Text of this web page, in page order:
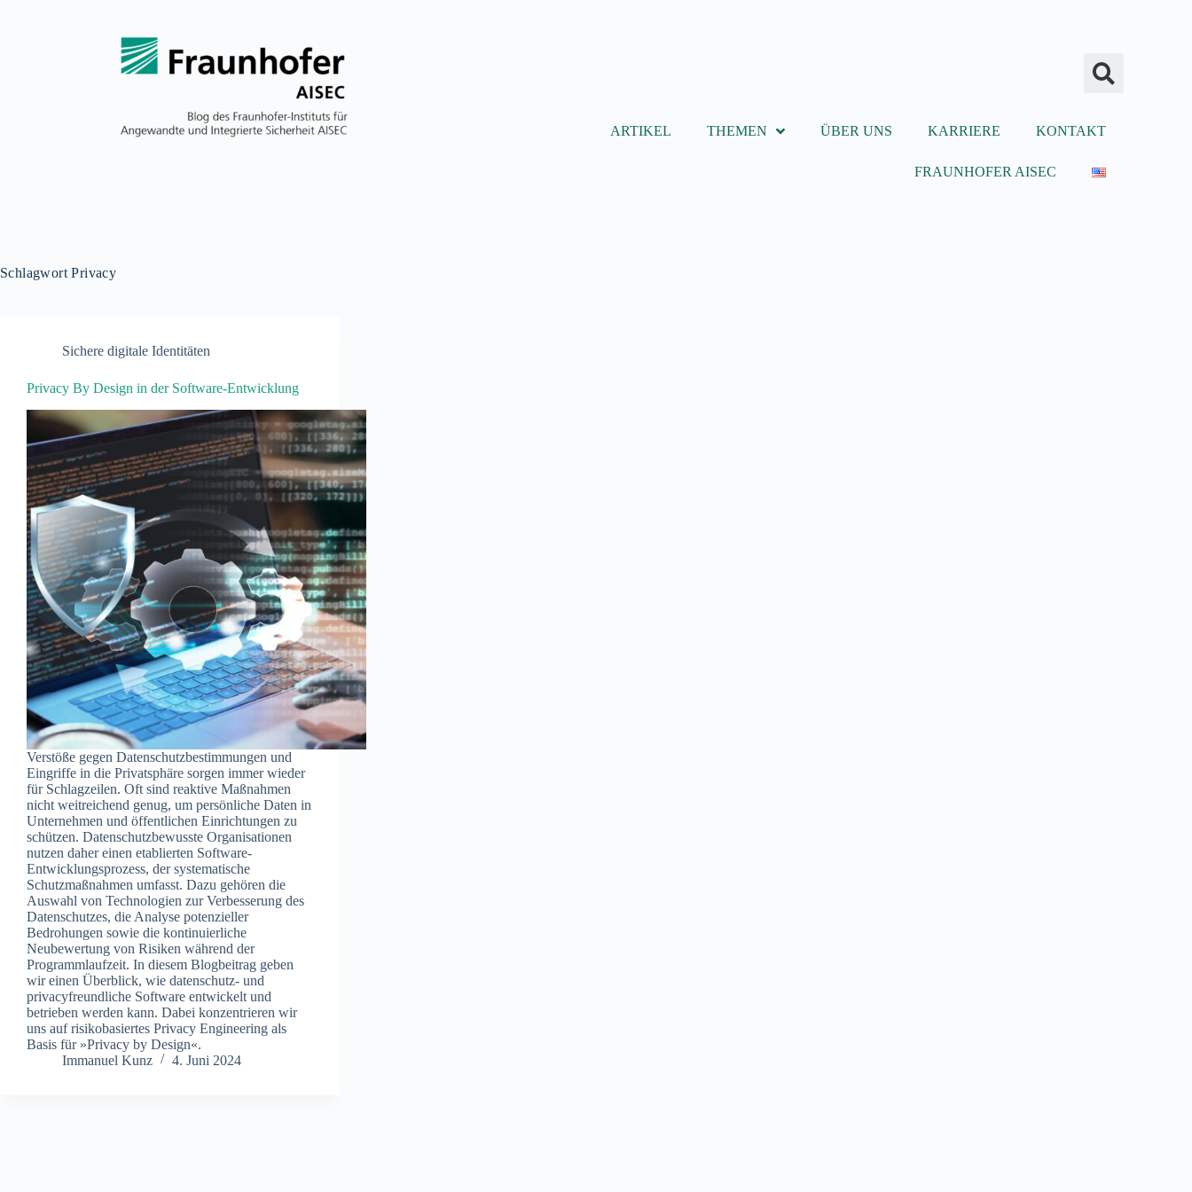
ARTIKEL THEMEN ÜBER UNS KARRIERE KONTAKT
FRAUNHOFER AISEC
Schlagwort Privacy
Sichere digitale Identitäten
Privacy By Design in der Software-Entwicklung
Verstöße gegen Datenschutzbestimmungen und
Eingriffe in die Privatsphäre sorgen immer wieder
für Schlagzeilen. Oft sind reaktive Maßnahmen
nicht weitreichend genug, um persönliche Daten in
Unternehmen und öffentlichen Einrichtungen zu
schützen. Datenschutzbewusste Organisationen
nutzen daher einen etablierten Software-
Entwicklungsprozess, der systematische
Schutzmaßnahmen umfasst. Dazu gehören die
Auswahl von Technologien zur Verbesserung des
Datenschutzes, die Analyse potenzieller
Bedrohungen sowie die kontinuierliche
Neubewertung von Risiken während der
Programmlaufzeit. In diesem Blogbeitrag geben
wir einen Überblick, wie datenschutz- und
privacyfreundliche Software entwickelt und
betrieben werden kann. Dabei konzentrieren wir
uns auf risikobasiertes Privacy Engineering als
Basis für »Privacy by Design«.
Immanuel Kunz
4. Juni 2024